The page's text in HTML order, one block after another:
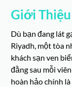
Giới Thiệu
Dù bạn đang lát
Riyadh, một tòa
khách sạn ven
đằng sau mỗi
hoàn hảo chính